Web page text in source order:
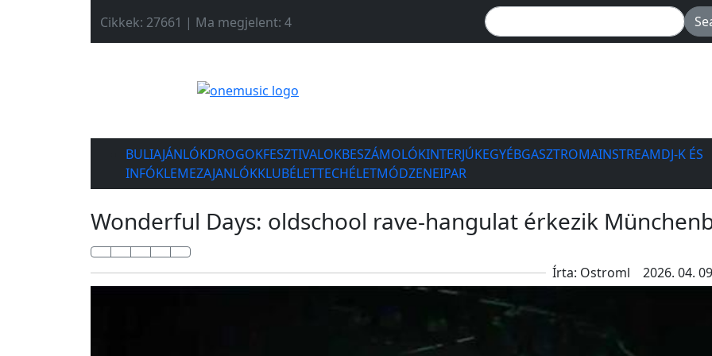
Cikkek: 27661 | Ma megjelent: 4
BULIAJÁNLÓKDROGOKFESZTIVALOKBESZÁMOLÓKINTERJÚKEGYÉBGASZTROMAINSTREAMDJ-K ÉS
INFÓKLEMEZAJANLÓKKLUBÉLETTECHÉLETMÓDZENEIPAR
Wonderful Days: oldschool rave-hangulat érkezik
Írta: Ostroml 2026. 04.